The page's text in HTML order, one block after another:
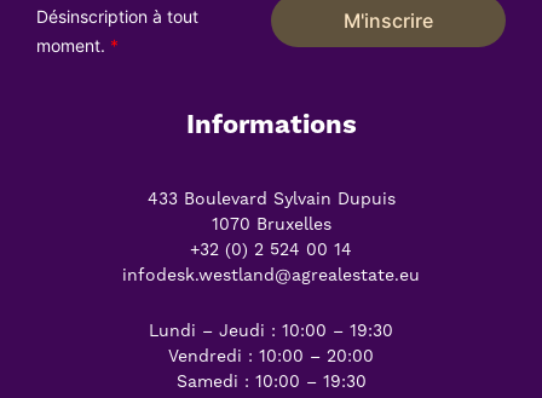
Désinscription à tout
moment. *
M'inscrire
Informations
433 Boulevard Sylvain Dupuis
1070 Bruxelles
+32 (0) 2 524 00 14
infodesk.westland@agrealestate.eu
Lundi – Jeudi : 10:00 – 19:30
Vendredi : 10:00 – 20:00
Samedi : 10:00 – 19:30